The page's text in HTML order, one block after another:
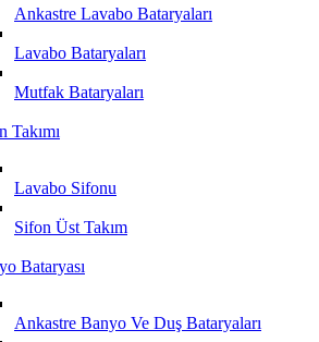
Ankastre Lavabo Bataryaları
Lavabo Bataryaları
Mutfak Bataryaları
Takımı
Lavabo Sifonu
Sifon Üst Takım
Bataryası
Ankastre Banyo Ve Duş Bataryaları